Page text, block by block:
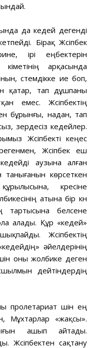
да кедей дегенді
Бірақ Жүсіпбек
ірі еңбектерін
арқасында
үстемдікке ие боп,
қатар, тап дұшпаны
емес. Жүсіпбектің
бұрынғы, надан, тап
зердесіз кедейлер.
Жүсіпбекті кеңес
Жүсіпбек еш
аузына алған
көрсеткен
күресіне
атына бір күн
тартысына белсене
алады. Құр «кедей»
Жүсіпбектің
əйелдерінің
оны жолбике деген
дейтіндердің
пролетариат үшін ең
Мұхтарлар «жақсы».
ашып айтады.
Жүсіпбектен сақтану